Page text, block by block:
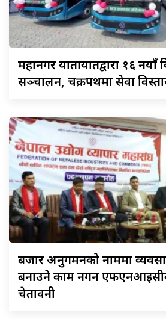
महानगरयातायातद्वारा १६ नयाँ
सञ्चालन, चक्रपथमा सेवा
बजारअनुगमनको नाममा
बनाउने काम नगर्न
चेतावनी